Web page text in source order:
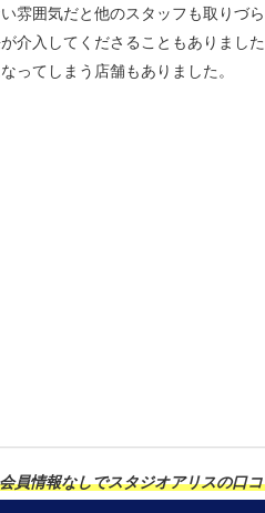
雰囲気だと他のスタッフも取りづ
介入してくださることもありまし
ってしまう店舗もありました。
員情報なしでスタジオアリスの口